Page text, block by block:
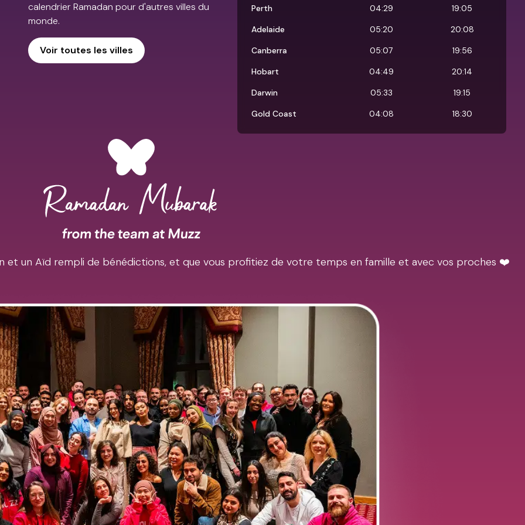
calendrier Ramadan pour d'autres villes du
monde.
Voir toutes les villes
Perth
04:29
19:05
Adelaide
05:20
20:08
Canberra
05:07
19:56
Hobart
04:49
20:14
Darwin
05:33
19:15
Gold Coast
04:08 18:30
et un Aïd rempli de bénédictions, et que vous profitiez de votre temps en famille et avec vos proches ❤️